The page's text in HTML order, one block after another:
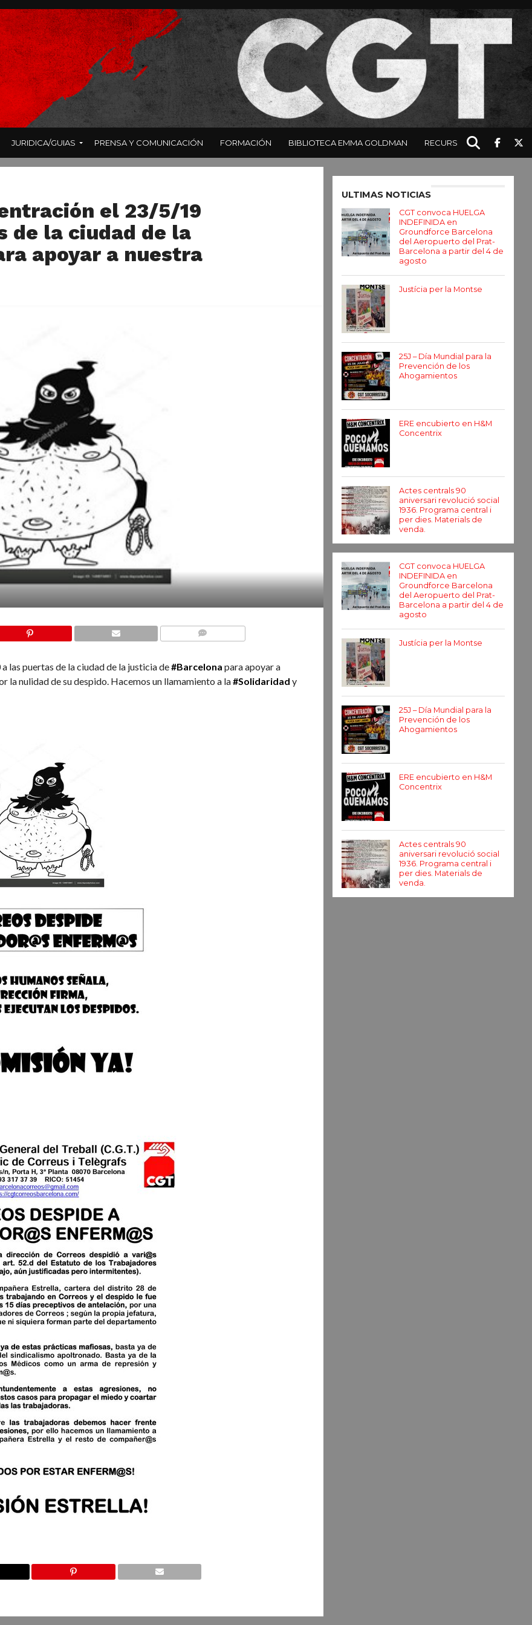
JURIDICA/GUIAS PRENSA Y COMUNICACIÓN FORMACIÓN BIBLIOTECA EMMA GOLDMAN RECURSOS
el 23/5/19
de la ciudad de la
apoyar a nuestra
las puertas de la ciudad de la justicia de#Barcelona para apoyar a
la nulidad de su despido. Hacemos un llamamiento a la#Solidaridad y
ULTIMAS NOTICIAS
CGT convoca HUELGA
INDEFINIDA en
Groundforce Barcelona
del Aeropuerto del Prat-
Barcelona a partir del 4 de
agosto
Justícia per la Montse
25J – Día Mundial para la
Prevención de los
Ahogamientos
ERE encubierto en H&M
Concentrix
Actes centrals 90
aniversari revolució social
1936. Programa central i
per dies. Materials de
venda.
CGT convoca HUELGA
INDEFINIDA en
Groundforce Barcelona
del Aeropuerto del Prat-
Barcelona a partir del 4 de
agosto
Justícia per la Montse
25J – Día Mundial para la
Prevención de los
Ahogamientos
ERE encubierto en H&M
Concentrix
Actes centrals 90
aniversari revolució social
1936. Programa central i
per dies. Materials de
venda.